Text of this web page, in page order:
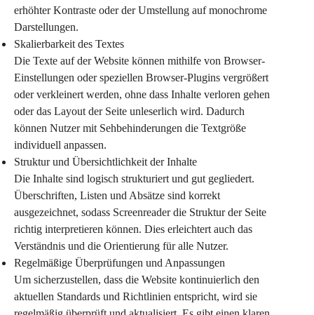
erhöhter Kontraste oder der Umstellung auf monochrome
Darstellungen.
Skalierbarkeit des Textes
Die Texte auf der Website können mithilfe von Browser-
Einstellungen oder speziellen Browser-Plugins vergrößert
oder verkleinert werden, ohne dass Inhalte verloren gehen
oder das Layout der Seite unleserlich wird. Dadurch
können Nutzer mit Sehbehinderungen die Textgröße
individuell anpassen.
Struktur und Übersichtlichkeit der Inhalte
Die Inhalte sind logisch strukturiert und gut gegliedert.
Überschriften, Listen und Absätze sind korrekt
ausgezeichnet, sodass Screenreader die Struktur der Seite
richtig interpretieren können. Dies erleichtert auch das
Verständnis und die Orientierung für alle Nutzer.
Regelmäßige Überprüfungen und Anpassungen
Um sicherzustellen, dass die Website kontinuierlich den
aktuellen Standards und Richtlinien entspricht, wird sie